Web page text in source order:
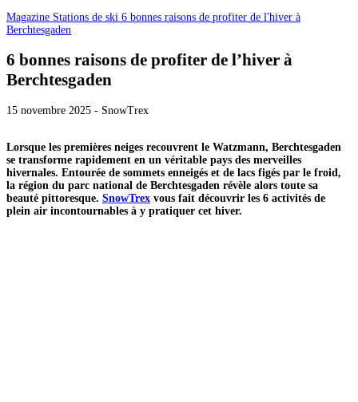
Magazine Stations de ski 6 bonnes raisons de profiter de l'hiver à
Berchtesgaden
6 bonnes raisons de profiter de l’hiver à
Berchtesgaden
15 novembre 2025 - SnowTrex
Lorsque les premières neiges recouvrent le Watzmann, Berchtesgaden
se transforme rapidement en un véritable pays des merveilles
hivernales. Entourée de sommets enneigés et de lacs figés par le froid,
la région du parc national de Berchtesgaden révèle alors toute sa
beauté pittoresque. SnowTrex vous fait découvrir les 6 activités de
plein air incontournables à y pratiquer cet hiver.